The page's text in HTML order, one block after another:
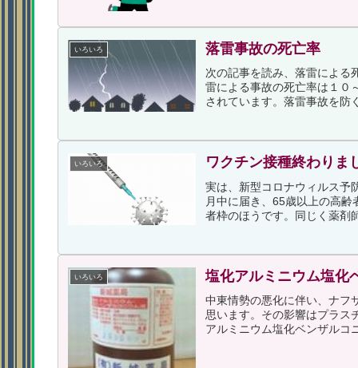
いろいろ 落雷事故の死亡率
次の記事を読み、落雷による
雷による事故の死亡率は１０
されています。落雷事故を防
いろいろ ワクチン接種終わりま
実は、新型コロナウィルス予
月中に届き、65歳以上の高
者枠のほうです。同じく薬剤
いろいろ 塩化アルミニウム塩化
中東情勢の悪化に伴い、ナフ
思います。その影響はプラス
アルミニウム塩化ベンザルコ